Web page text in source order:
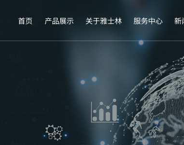
首页 产品展示 关于雅士林 服务中心 新